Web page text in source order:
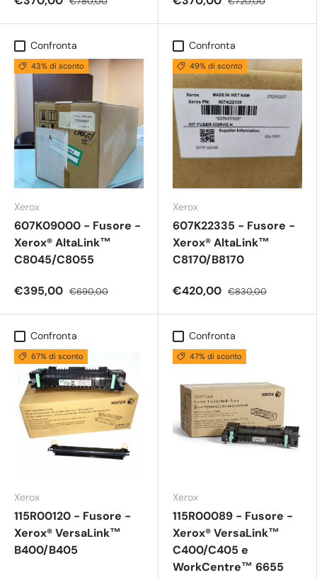
Confronta
43% di sconto
Xerox
607K09000 - Fusore -
Xerox® AltaLink™
C8045/C8055
€395,00 €690,00
Confronta
49% di sconto
Xerox
607K22335 - Fusore -
Xerox® AltaLink™
C8170/B8170
€420,00 €830,00
Confronta
67% di sconto
Xerox
115R00120 - Fusore -
Xerox® VersaLink™
B400/B405
Confronta
47% di sconto
Xerox
115R00089 - Fusore -
Xerox® VersaLink™
C400/C405 e
WorkCentre™ 6655